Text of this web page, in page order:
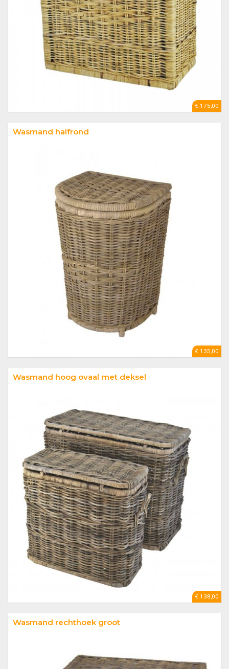
€ 175,00
Wasmand halfrond
€ 135,00
Wasmand hoog ovaal met deksel
€ 138,00
Wasmand rechthoek groot